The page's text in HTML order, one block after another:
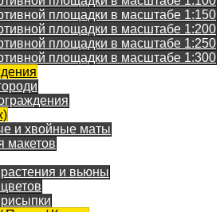
площадки в масштабе 1:150
площадки в масштабе 1:200
площадки в масштабе 1:250
площадки в масштабе 1:300
и хвойные маты
макетов
и вьюны